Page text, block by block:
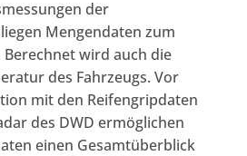
der
Mengendaten zum
wird auch die
des Fahrzeugs. Vor
mit den Reifengripdaten
des DWD ermöglichen
einen Gesamtüberblick